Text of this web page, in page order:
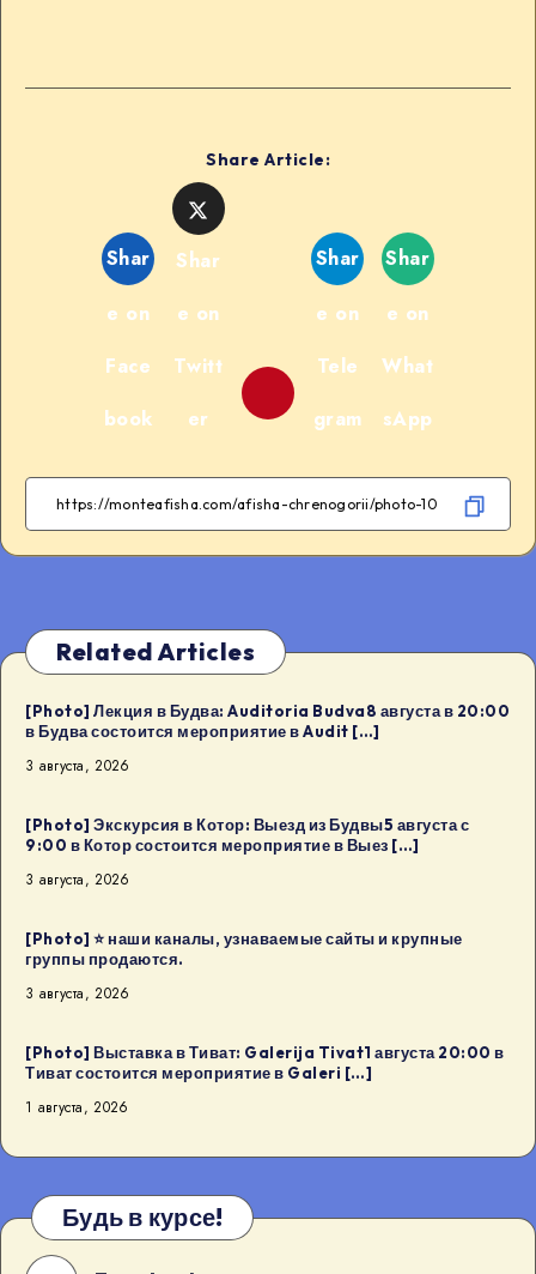
Share Article:
Shar
e on
Face
book
Shar
e on
Twitt
er
Shar
e on
Tele
gram
Shar
e on
What
sApp
Related Articles
[Photo] Лекция в Будва: Auditoria Budva8 августа в 20:00
в Будва состоится мероприятие в Audit […]
3 августа, 2026
[Photo] Экскурсия в Котор: Выезд из Будвы5 августа с
9:00 в Котор состоится мероприятие в Выез […]
3 августа, 2026
[Photo] ⭐️ наши каналы, узнаваемые сайты и крупные
группы продаются.
3 августа, 2026
[Photo] Выставка в Тиват: Galerija Tivat1 августа 20:00 в
Тиват состоится мероприятие в Galeri […]
1 августа, 2026
Будь в курсе!